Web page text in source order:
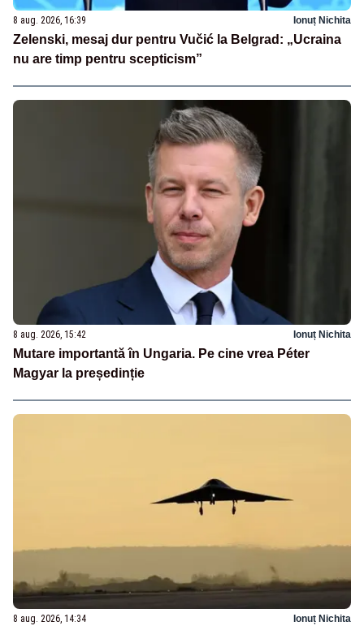
8 aug. 2026, 16:39 Ionuț Nichita
Zelenski, mesaj dur pentru Vučić la Belgrad: „Ucraina
nu are timp pentru scepticism”
8 aug. 2026, 15:42 Ionuț Nichita
Mutare importantă în Ungaria. Pe cine vrea Péter
Magyar la președinție
8 aug. 2026, 14:34 Ionuț Nichita